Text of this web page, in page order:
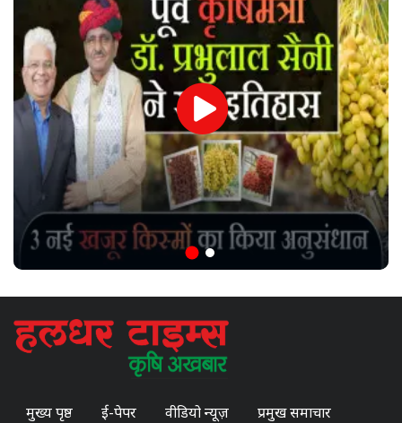
मुख्य पृष्ठ ई-पेपर वीडियो न्यूज़ प्रमुख समाचार